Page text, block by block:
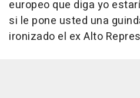
europeo que diga yo
si le pone usted una
ironizado el ex Alto